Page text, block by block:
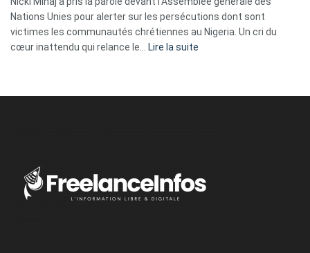
tripes »
Nations Unies pour alerter sur les persécutions dont sont
victimes les communautés chrétiennes au Nigeria. Un cri du
cœur inattendu qui relance le… Lire la suite
Nigeria,